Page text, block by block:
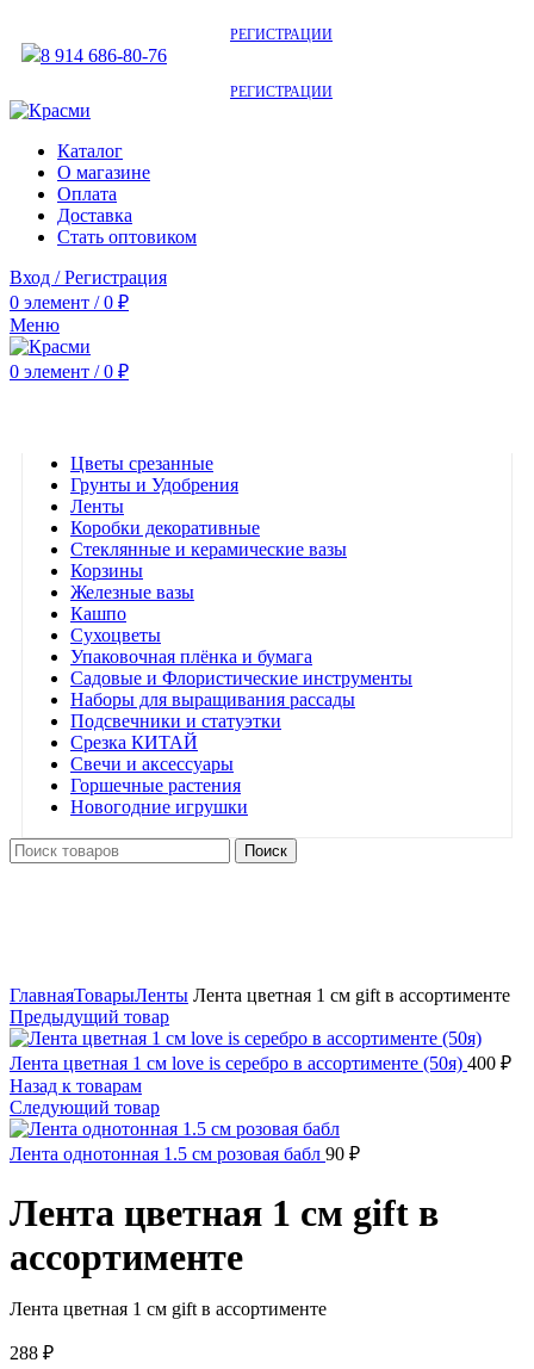
РЕГИСТРАЦИИ
8 914 686-80-76
РЕГИСТРАЦИИ
Каталог
О магазине
Оплата
Доставка
Стать оптовиком
Вход / Регистрация
0 элемент / 0 ₽
Меню
0 элемент / 0 ₽
Цветы срезанные
Грунты и Удобрения
Ленты
Коробки декоративные
Стеклянные и керамические вазы
Корзины
Железные вазы
Кашпо
Сухоцветы
Упаковочная плёнка и бумага
Садовые и Флористические инструменты
Наборы для выращивания рассады
Подсвечники и статуэтки
Срезка КИТАЙ
Свечи и аксессуары
Горшечные растения
Новогодние игрушки
Поиск
ГлавнаяТоварыЛенты Лента цветная 1 см gift в ассортименте
Предыдущий товар
Лента цветная 1 см love is серебро в ассортименте (50я) 400 ₽
Назад к товарам
Следующий товар
Лента однотонная 1.5 см розовая бабл 90 ₽
Лента цветная 1 см gift в
ассортименте
Лента цветная 1 см gift в ассортименте
288 ₽